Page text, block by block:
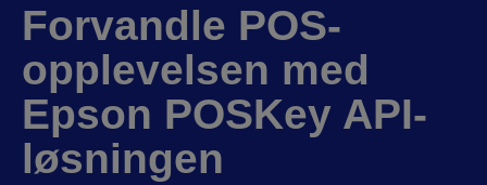
Forvandle POS-
opplevelsen med
Epson POSKey API-
løsningen